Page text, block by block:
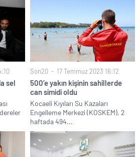
sel
Son20 17 Temmuz 2023 16:12
500’e yakın kişinin sahillerde
can simidi oldu
Kocaeli Kıyıları Su Kazaları
Engelleme Merkezi (KOSKEM), 2
haftada 494...